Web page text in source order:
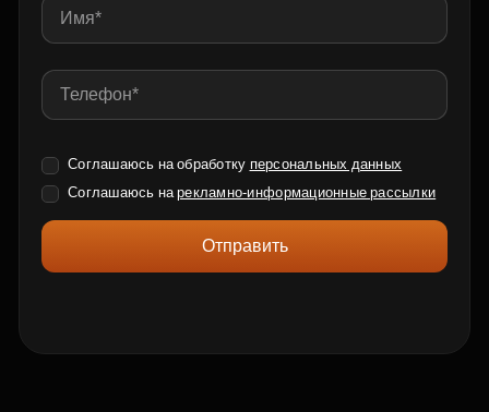
Соглашаюсь на обработку персональных данных
Соглашаюсь нарекламно-информационные рассылки
Отправить